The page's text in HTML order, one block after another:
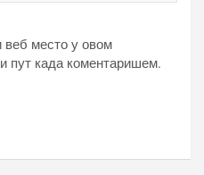
веб место у овом
пут када коментаришем.